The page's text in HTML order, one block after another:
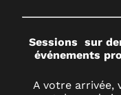
Sessions sur
événements
A votre arrivée,